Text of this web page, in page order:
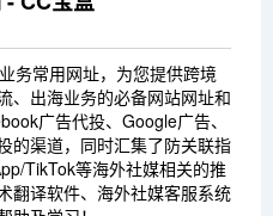
务常用网址，为您提供跨境
、出海业务的必备网站网址和
广告代投、Google广告、
的渠道，同时汇集了防关联指
TikTok等海外社媒相关的推
翻译软件、海外社媒客服系统